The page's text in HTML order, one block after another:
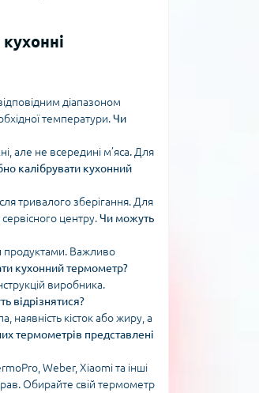
діапазоном
температури.Чи
але не всередині м’яса. Для
калібрувати кухонний
тривалого зберігання. Для
центру.Чи можуть
продуктами. Важливо
кухонний термометр?
виробника.
відрізнятися?
кісток або жиру, а
термометрів представлені
Weber, Xiaomi та інші
Обирайте свій термометр